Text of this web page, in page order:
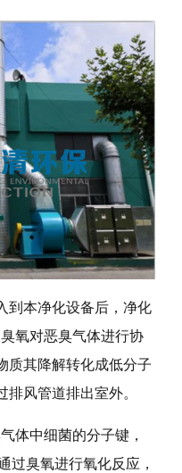
到本净化设备后，净化
氧对恶臭气体进行协
质其降解转化成低分子
风管道排出室外。
体中细菌的分子键，
过臭氧进行氧化反应，